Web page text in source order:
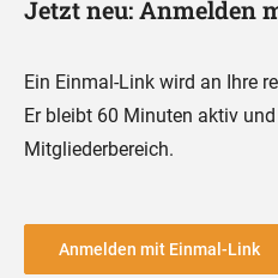
Jetzt neu: Anmelden
Ein Einmal-Link wird an Ihre
Er bleibt 60 Minuten aktiv
Mitgliederbereich.
Anmelden mit Einmal-Link